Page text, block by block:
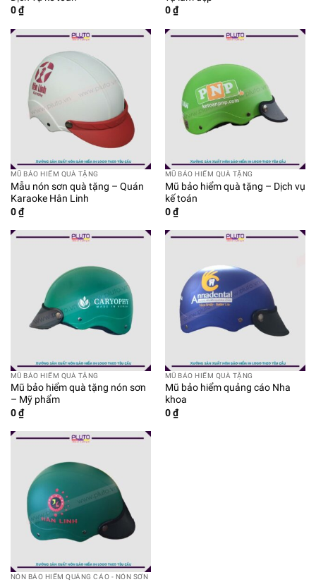
0₫
0₫
MŨ BẢO HIỂM QUÀ TẶNG
Mẫu nón sơn quà tặng – Quán
Karaoke Hân Linh
0₫
MŨ BẢO HIỂM QUÀ TẶNG
Mũ bảo hiểm quà tặng – Dịch vụ
kế toán
0₫
MŨ BẢO HIỂM QUÀ TẶNG
Mũ bảo hiểm quà tặng nón sơn
– Mỹ phẩm
0₫
MŨ BẢO HIỂM QUÀ TẶNG
Mũ bảo hiểm quảng cáo Nha
khoa
0₫
NÓN BẢO HIỂM QUẢNG CÁO - NÓN SƠN